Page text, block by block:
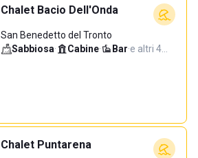
Chalet Bacio Dell'Onda
San Benedetto del Tronto
Sabbiosa· Cabine· Bar·e altri 4…
Chalet Puntarena